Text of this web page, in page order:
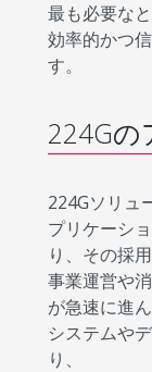
最も必要な
効率的かつ
す。
224G
224Gソリュ
プリケーシ
り、その採
事業運営や
が急速に進
システムや
り、